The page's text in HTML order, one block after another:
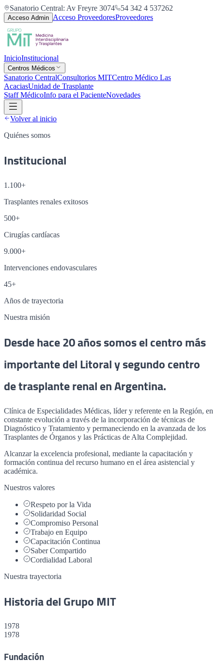
Sanatorio Central: Av Freyre 3074 54 342 4 537262
Acceso Admin Acceso ProveedoresProveedores
InicioInstitucional
Centros Médicos
Sanatorio CentralConsultorios MITCentro Médico Las
AcaciasUnidad de Trasplante
Staff MédicoInfo para el PacienteNovedades
Volver al inicio
Quiénes somos
Institucional
1.100+
Trasplantes renales exitosos
500+
Cirugías cardíacas
9.000+
Intervenciones endovasculares
45+
Años de trayectoria
Nuestra misión
Desde hace 20 años somos el centro más
importante del Litoral y segundo centro
de trasplante renal en Argentina.
Clínica de Especialidades Médicas, líder y referente en la Región, en
constante evolución a través de la incorporación de técnicas de
Diagnóstico y Tratamiento y permaneciendo en la avanzada de los
Trasplantes de Órganos y las Prácticas de Alta Complejidad.
Alcanzar la excelencia profesional, mediante la capacitación y
formación continua del recurso humano en el área asistencial y
académica.
Nuestros valores
Respeto por la Vida
Solidaridad Social
Compromiso Personal
Trabajo en Equipo
Capacitación Continua
Saber Compartido
Cordialidad Laboral
Nuestra trayectoria
Historia del Grupo MIT
1978
1978
Fundación